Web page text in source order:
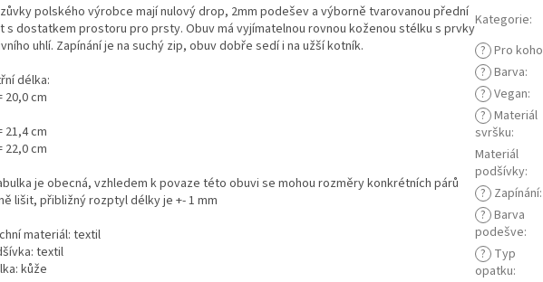
polského výrobce mají nulový drop, 2mm podešev a výborně tvarovanou přední
s dostatkem prostoru pro prsty. Obuv má vyjímatelnou rovnou koženou stélku s prvky
uhlí. Zapínání je na suchý zip, obuv dobře sedí i na užší kotník.
délka:
20,0 cm
21,4 cm
22,0 cm
je obecná, vzhledem k povaze této obuvi se mohou rozměry konkrétních párů
lišit, přibližný rozptyl délky je +- 1 mm
materiál: textil
textil
kůže
Kategorie:
? Pro koho
? Barva:
? Vegan:
? Materiál
svršku:
Materiál
podšívky:
? Zapínání:
? Barva
podešve:
? Typ
opatku: